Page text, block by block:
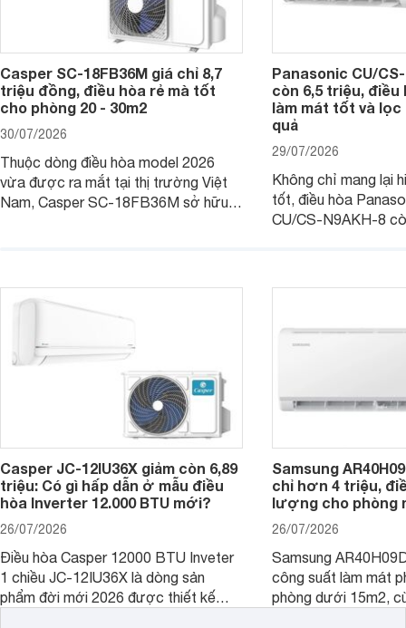
Casper SC-18FB36M giá chỉ 8,7
triệu đồng, điều hòa rẻ mà tốt
cho phòng 20 - 30m2
30/07/2026
Thuộc dòng điều hòa model 2026
vừa được ra mắt tại thị trường Việt
Nam, Casper SC-18FB36M sở hữu
nhiều tính năng và công nghệ hiện đại.
Panasonic CU/
còn 6,5 triệu, điều
làm mát tốt và lọc
quả
29/07/2026
Không chỉ mang lại
tốt, điều hòa
CU/CS-N9AKH-8
Casper JC-12IU36X giảm còn 6,89
triệu: Có gì hấp dẫn ở mẫu điều
hòa Inverter 12.000 BTU mới?
26/07/2026
Điều hòa Casper 12000 BTU Inveter
1 chiều JC-12IU36X là dòng sản
phẩm đời mới 2026 được thiết kế
Samsung
chỉ hơn 4 triệu,
lượng cho phòng
26/07/2026
Samsung
công suất làm mát
phòng dưới 15m2,